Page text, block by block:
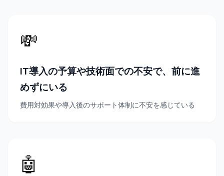
💸
IT導入の予算や技術面での不安で、前に進
めずにいる
費用対効果や導入後のサポート体制に不安を感じている
🤖